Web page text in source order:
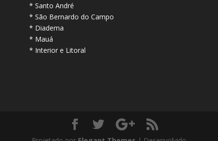
* Santo André
* São Bernardo do Campo
* Diadema
* Mauá
* Interior e Litoral